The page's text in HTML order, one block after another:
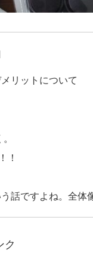
リットについて
！
話ですよね。全体
ク